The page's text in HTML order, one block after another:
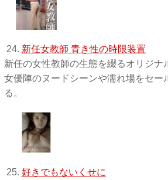
24. 新任女教師 青き性の時限装置
新任の女性教師の生態を綴るオリジナ
女優陣のヌードシーンや濡れ場をセー
る。
25. 好きでもないくせに